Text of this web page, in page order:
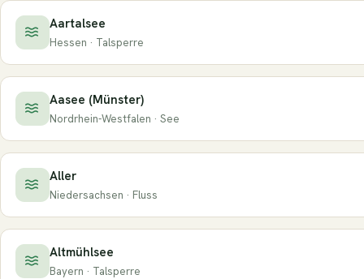
Aartalsee
Hessen · Talsperre
Aasee (Münster)
Nordrhein-Westfalen · See
Aller
Niedersachsen · Fluss
Altmühlsee
Bayern · Talsperre